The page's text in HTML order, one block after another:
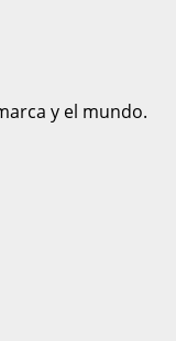
y el mundo.